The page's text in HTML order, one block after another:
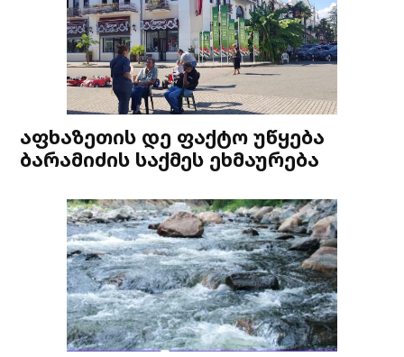
აფხაზეთის დე ფაქტო უწყება
ბარამიძის საქმეს ეხმაურება